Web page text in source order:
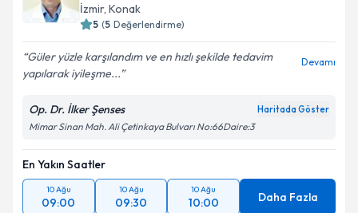
İzmir, Konak
5 (5 Değerlendirme)
Güler yüzle karşılandım ve en hızlı şekilde tedavim
yapılarak iyileşme...
Devamı
Op. Dr. İlker Şenses Haritada Göster
Mimar Sinan Mah. Ali Çetinkaya Bulvarı No:66Daire:3
En Yakın Saatler
10 Ağu
09:00
10 Ağu
09:30
10 Ağu
10:00 Daha Fazla